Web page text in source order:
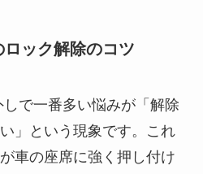
ック解除のコツ
で一番多い悩みが「解除
」という現象です。これ
車の座席に強く押し付け